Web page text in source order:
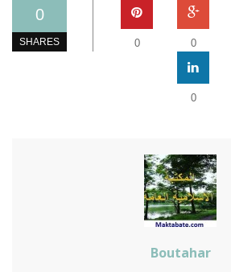
0
SHARES 0
0
0
Boutahar